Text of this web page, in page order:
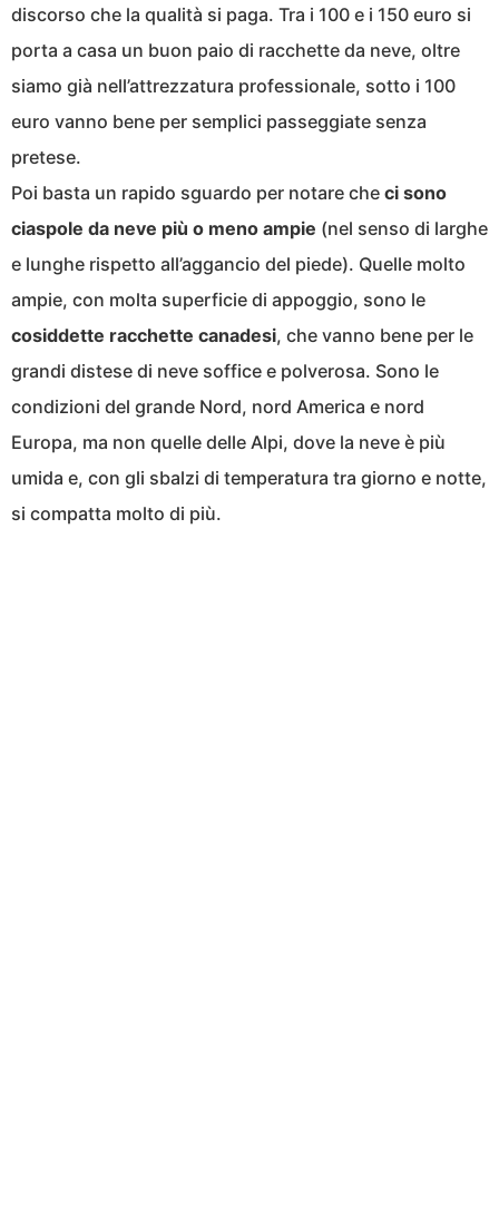
discorso che la qualità si paga. Tra i 100 e i 150 euro si
porta a casa un buon paio di racchette da neve, oltre
siamo già nell’attrezzatura professionale, sotto i 100
euro vanno bene per semplici passeggiate senza
pretese.
Poi basta un rapido sguardo per notare che ci sono
ciaspole da neve più o meno ampie (nel senso di larghe
e lunghe rispetto all’aggancio del piede). Quelle molto
ampie, con molta superficie di appoggio, sono le
cosiddette racchette canadesi, che vanno bene per le
grandi distese di neve soffice e polverosa. Sono le
condizioni del grande Nord, nord America e nord
Europa, ma non quelle delle Alpi, dove la neve è più
umida e, con gli sbalzi di temperatura tra giorno e notte,
si compatta molto di più.